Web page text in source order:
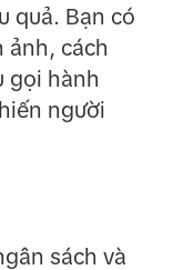
quả. Bạn có
ảnh, cách
gọi hành
người
sách và